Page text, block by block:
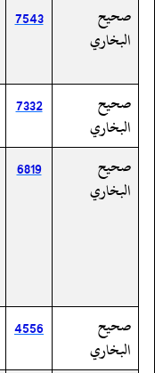
صحيح
البخاري
7543
صحيح
البخاري
7332
صحيح
البخاري
6819
صحيح
البخاري
4556